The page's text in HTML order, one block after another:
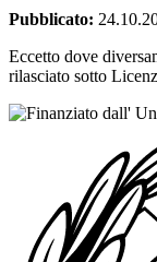
Pubblicato:
Eccetto dove
rilasciato sotto